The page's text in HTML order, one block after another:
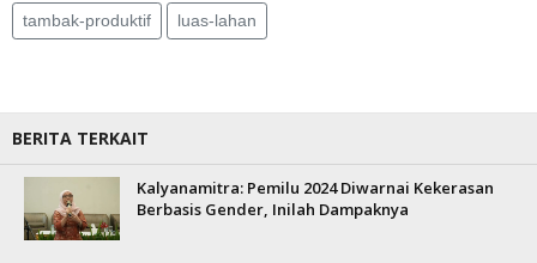
tambak-produktif luas-lahan
BERITA TERKAIT
Kalyanamitra: Pemilu 2024 Diwarnai Kekerasan
Berbasis Gender, Inilah Dampaknya